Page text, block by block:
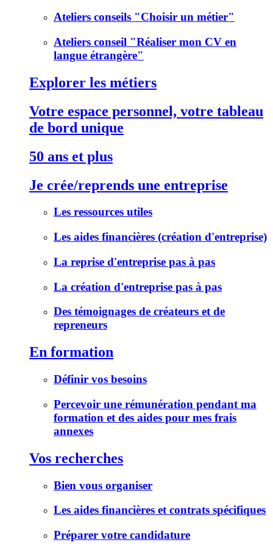
Ateliers conseils "Choisir un métier"
Ateliers conseil "Réaliser mon CV en
langue étrangère"
Explorer les métiers
Votre espace personnel, votre tableau
de bord unique
50 ans et plus
Je crée/reprends une entreprise
Les ressources utiles
Les aides financières (création d'entreprise)
La reprise d'entreprise pas à pas
La création d'entreprise pas à pas
Des témoignages de créateurs et de
repreneurs
En formation
Définir vos besoins
Percevoir une rémunération pendant ma
formation et des aides pour mes frais
annexes
Vos recherches
Bien vous organiser
Les aides financières et contrats spécifiques
Préparer votre candidature